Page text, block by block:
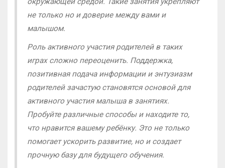
не только но и доверие между вами и
малышом.
Роль активного участия родителей в таких
играх сложно переоценить. Поддержка,
позитивная подача информации и энтузиазм
родителей зачастую становятся основой для
активного участия малыша в занятиях.
Пробуйте различные способы и находите то,
что нравится вашему ребёнку. Это не только
помогает ускорить развитие, но и создает
прочную базу для будущего обучения.